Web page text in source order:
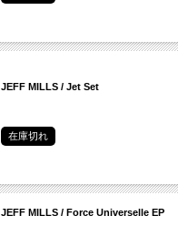
JEFF MILLS / Jet Set
在庫切れ
JEFF MILLS / Force Universelle EP